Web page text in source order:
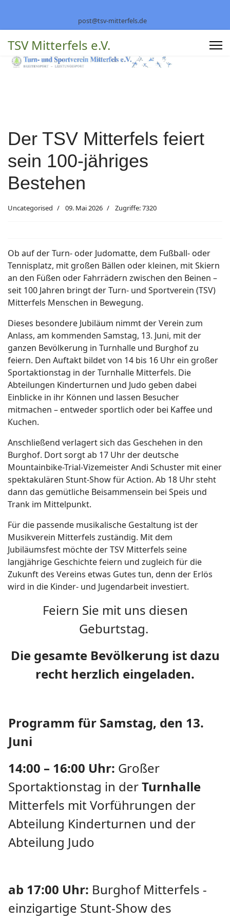
post@tsv-mitterfels.de
TSV Mitterfels e.V.
Der TSV Mitterfels feiert
sein 100-jähriges
Bestehen
Uncategorised 09. Mai 2026 Zugriffe: 7320
Ob auf der Turn- oder Judomatte, dem Fußball- oder
Tennisplatz, mit großen Bällen oder kleinen, mit Skiern
an den Füßen oder Fahrrädern zwischen den Beinen –
seit 100 Jahren bringt der Turn- und Sportverein (TSV)
Mitterfels Menschen in Bewegung.
Dieses besondere Jubiläum nimmt der Verein zum
Anlass, am kommenden Samstag, 13. Juni, mit der
ganzen Bevölkerung in Turnhalle und Burghof zu
feiern. Den Auftakt bildet von 14 bis 16 Uhr ein großer
Sportaktionstag in der Turnhalle Mitterfels. Die
Abteilungen Kinderturnen und Judo geben dabei
Einblicke in ihr Können und lassen Besucher
mitmachen – entweder sportlich oder bei Kaffee und
Kuchen.
Anschließend verlagert sich das Geschehen in den
Burghof. Dort sorgt ab 17 Uhr der deutsche
Mountainbike-Trial-Vizemeister Andi Schuster mit einer
spektakulären Stunt-Show für Action. Ab 18 Uhr steht
dann das gemütliche Beisammensein bei Speis und
Trank im Mittelpunkt.
Für die passende musikalische Gestaltung ist der
Musikverein Mitterfels zuständig. Mit dem
Jubiläumsfest möchte der TSV Mitterfels seine
langjährige Geschichte feiern und zugleich für die
Zukunft des Vereins etwas Gutes tun, denn der Erlös
wird in die Kinder- und Jugendarbeit investiert.
Feiern Sie mit uns diesen
Geburtstag.
Die gesamte Bevölkerung ist dazu
recht herzlich eingeladen.
Programm für Samstag, den 13.
Juni
14:00 – 16:00 Uhr: Großer
Sportaktionstag in derTurnhalle
Mitterfels mit Vorführungen der
Abteilung Kinderturnen und der
Abteilung Judo
ab 17:00 Uhr: Burghof Mitterfels -
einzigartige Stunt-Show des